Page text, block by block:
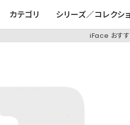
カテゴリ シリーズ／コレクシ
iFace おすす